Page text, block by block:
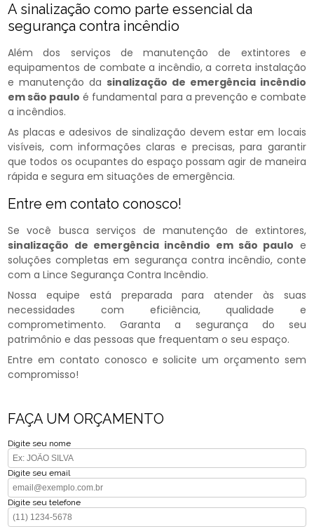
A sinalização como parte essencial da
segurança contra incêndio
Além dos serviços de manutenção de extintores e
equipamentos de combate a incêndio, a correta instalação
e manutenção da sinalização de emergência incêndio
em são paulo é fundamental para a prevenção e combate
a incêndios.
As placas e adesivos de sinalização devem estar em locais
visíveis, com informações claras e precisas, para garantir
que todos os ocupantes do espaço possam agir de maneira
rápida e segura em situações de emergência.
Entre em contato conosco!
Se você busca serviços de manutenção de extintores,
sinalização de emergência incêndio em são paulo e
soluções completas em segurança contra incêndio, conte
com a Lince Segurança Contra Incêndio.
Nossa equipe está preparada para atender às suas
necessidades com eficiência, qualidade e
comprometimento. Garanta a segurança do seu
patrimônio e das pessoas que frequentam o seu espaço.
Entre em contato conosco e solicite um orçamento sem
compromisso!
FAÇA UM ORÇAMENTO
Digite seu nome
Digite seu email
Digite seu telefone